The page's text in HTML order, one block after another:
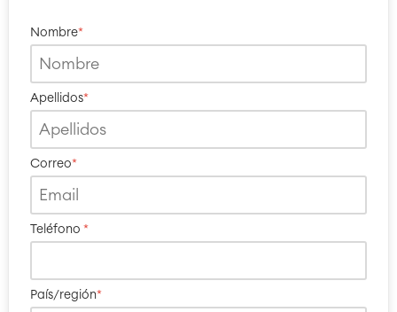
Nombre*
Apellidos*
Correo*
Teléfono *
País/región*